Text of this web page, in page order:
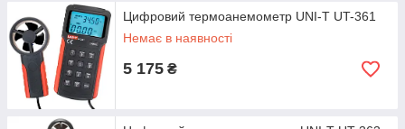
Цифровий термоанемометр UNI-T UT-361
Немає в наявності
5 175 ₴